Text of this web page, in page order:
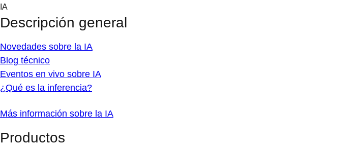
Skip
content
IA
Descripción general
Novedades sobre la IA
Blog técnico
Eventos en vivo sobre IA
¿Qué es la inferencia?
Más información sobre la IA
Productos